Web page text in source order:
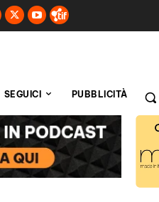
SEGUICI PUBBLICITÀ